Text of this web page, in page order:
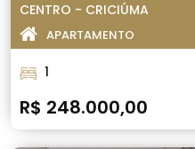
CENTRO - CRICIÚMA
APARTAMENTO
1
R$ 248.000,00